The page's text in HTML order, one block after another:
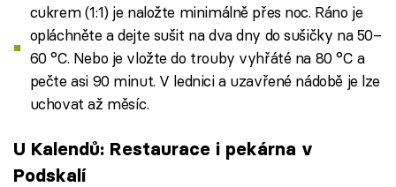
cukrem (1:1) je naložte minimálně přes noc. Ráno je
opláchněte a dejte sušit na dva dny do sušičky na 50–
60 °C. Nebo je vložte do trouby vyhřáté na 80 °C a
pečte asi 90 minut. V lednici a uzavřené nádobě je lze
uchovat až měsíc.
U Kalendů: Restaurace i pekárna v
Podskalí